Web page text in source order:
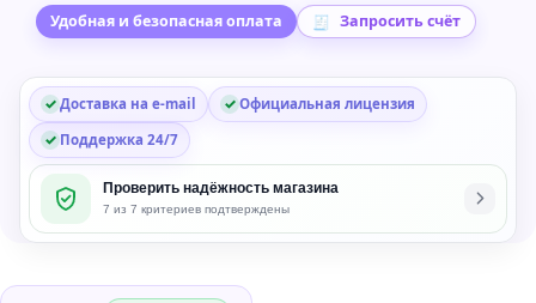
Pro
Crossgrade
from
Paid
Revoice
or
Удобная и безопасная оплата Запросить счёт
Доставка на e-mail
Официальная лицензия
Поддержка 24/7
Проверить надёжность магазина
7 из 7 критериев подтверждены